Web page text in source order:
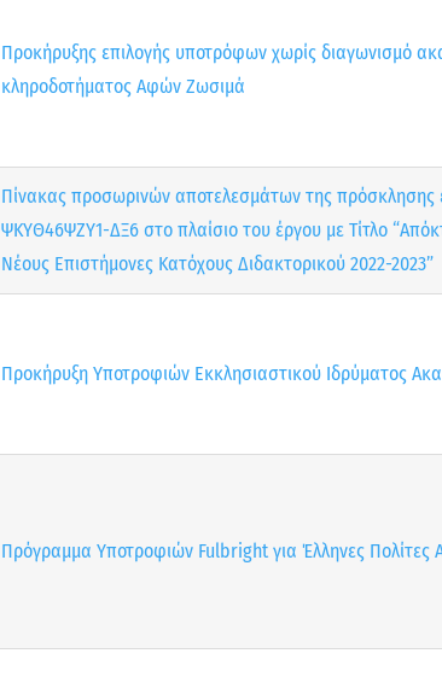
Προκήρυξης επιλογής υποτρόφων χωρίς διαγωνισμό
κληροδοτήματος Αφών Ζωσιμά
Πίνακας προσωρινών αποτελεσμάτων της πρόσκλησης
ΨΚΥΘ46ΨΖΥ1-ΔΞ6 στο πλαίσιο του έργου με Τίτλο
Νέους Επιστήμονες Κατόχους Διδακτορικού 2022-2023”
Προκήρυξη Υποτροφιών Εκκλησιαστικού Ιδρύματος
Πρόγραμμα Υποτροφιών Fulbright για Έλληνες Πολίτες